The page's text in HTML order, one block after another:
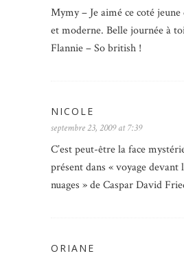
Mymy – Je aimé ce coté
et moderne. Belle journée à
Flannie – So british !
NICOLE
septembre 23, 2009 at 7:39
C’est peut-être la face
présent dans « voyage devant
nuages » de Caspar David
ORIANE